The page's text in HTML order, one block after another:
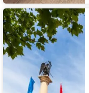
Апартаменты
Шагал
по
Красной
площади